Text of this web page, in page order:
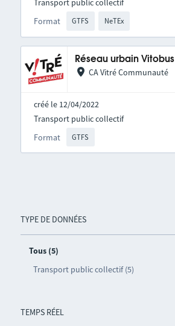
TYPE DE DONNÉES
Tous (5)
Transport public collectif (5)
TEMPS RÉEL
Format GTFS NeTEx
Transport public collectif
Réseau urbain Vitobus
CA Vitré Communauté
créé le 12/04/2022
Format GTFS
Transport public collectif